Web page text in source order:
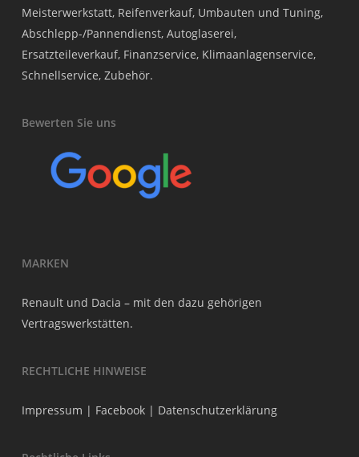
Meisterwerkstatt, Reifenverkauf, Umbauten und Tuning,
Abschlepp-/Pannendienst, Autoglaserei,
Ersatzteileverkauf, Finanzservice, Klimaanlagenservice,
Schnellservice, Zubehör.
Bewerten Sie uns
MARKEN
Renault und Dacia – mit den dazu gehörigen
Vertragswerkstätten.
RECHTLICHE HINWEISE
Impressum | Facebook| Datenschutzerklärung